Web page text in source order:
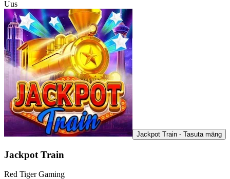
Uus
Jackpot Train - Tasuta mäng
Jackpot Train
Red Tiger Gaming